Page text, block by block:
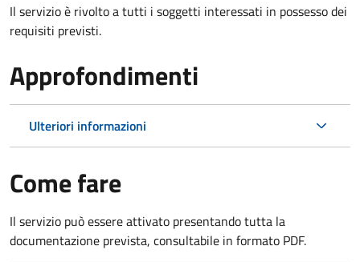
Il servizio è rivolto a tutti i soggetti interessati in possesso dei
requisiti previsti.
Approfondimenti
Ulteriori informazioni
Come fare
Il servizio può essere attivato presentando tutta la
documentazione prevista, consultabile in formato PDF.